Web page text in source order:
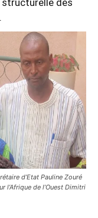
des
d’Etat Pauline Zouré
l’Afrique de l’Ouest Dimitri